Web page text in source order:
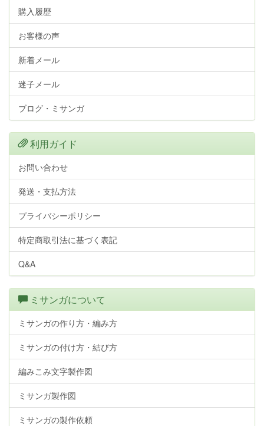
購入履歴
お客様の声
新着メール
迷子メール
ブログ・ミサンガ
利用ガイド
お問い合わせ
発送・支払方法
プライバシーポリシー
特定商取引法に基づく表記
Q&A
ミサンガについて
ミサンガの作り方・編み方
ミサンガの付け方・結び方
編みこみ文字製作図
ミサンガ製作図
ミサンガの製作依頼